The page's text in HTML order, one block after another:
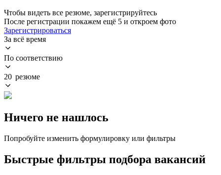
Чтобы видеть все резюме, зарегистрируйтесь
После регистрации покажем ещё 5 и откроем фото
Зарегистрироваться
За всё время
По соответствию
20 резюме
Ничего не нашлось
Попробуйте изменить формулировку или фильтры
Быстрые фильтры подбора вакансий